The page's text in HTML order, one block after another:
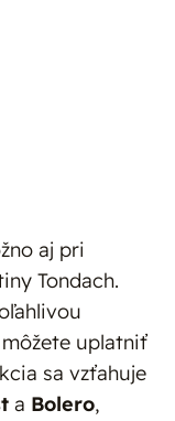
aj pri
Tondach.
uplatniť
sa vzťahuje
a Bolero,